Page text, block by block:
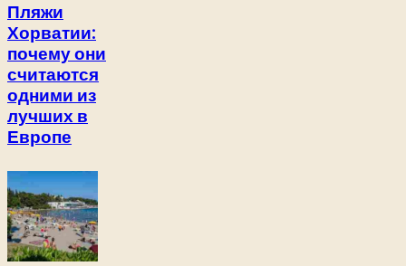
Пляжи
Хорватии:
почему они
считаются
одними из
лучших в
Европе